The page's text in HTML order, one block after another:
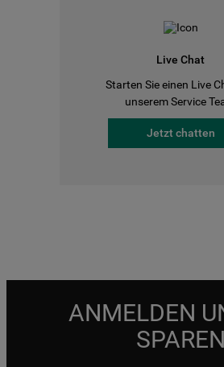
Live Chat
Starten Sie einen Live
unserem Service
Jetzt chatten
ANMELDEN
SPAREN